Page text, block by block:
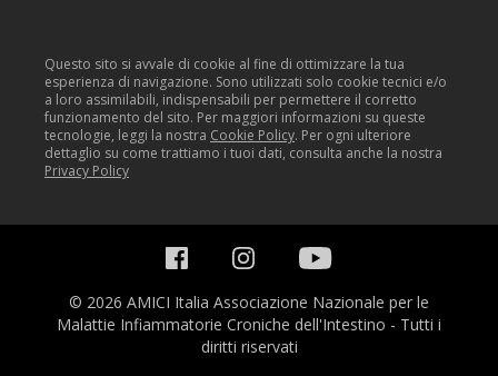
Questo sito si avvale di cookie al fine di ottimizzare la tua
esperienza di navigazione. Sono utilizzati solo cookie tecnici e/o
a loro assimilabili, indispensabili per permettere il corretto
funzionamento del sito. Per maggiori informazioni su queste
tecnologie, leggi la nostra Cookie Policy. Per ogni ulteriore
dettaglio su come trattiamo i tuoi dati, consulta anche la nostra
Privacy Policy
© 2026 AMICI Italia Associazione Nazionale per le
Malattie Infiammatorie Croniche dell'Intestino - Tutti i
diritti riservati